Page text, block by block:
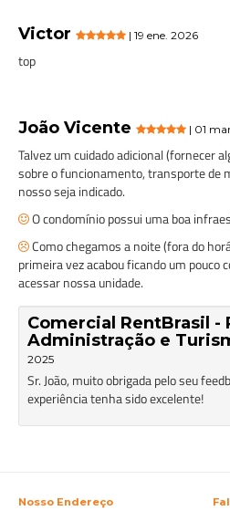
Victor | 19 ene. 2026
top
João Vicente | 01
Talvez um cuidado adicional (fornecer
sobre o funcionamento, transporte de
nosso seja indicado.
O condomínio possui uma boa
Como chegamos a noite (fora do
primeira vez acabou ficando um pouco
acessar nossa unidade.
Comercial RentBrasil -
Administração e
2025
Sr. João, muito obrigada pelo seu
experiência tenha sido excelente!
Nosso Endereço